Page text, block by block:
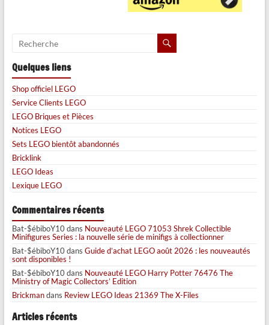
Quelques liens
Shop officiel LEGO
Service Clients LEGO
LEGO Briques et Pièces
Notices LEGO
Sets LEGO bientôt abandonnés
Bricklink
LEGO Ideas
Lexique LEGO
Commentaires récents
Bat-$ébiboY10dans Nouveauté LEGO 71053 Shrek Collectible
Minifigures Series : la nouvelle série de minifigs à collectionner
Bat-$ébiboY10dans Guide d’achat LEGO août 2026 : les nouveautés
sont disponibles !
Bat-$ébiboY10dans Nouveauté LEGO Harry Potter 76476 The
Ministry of Magic Collectors’ Edition
Brickmandans Review LEGO Ideas 21369 The X-Files
Articles récents